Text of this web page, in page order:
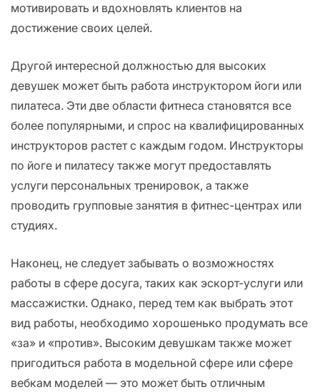
мотивировать и вдохновлять клиентов на
достижение своих целей.
Другой интересной должностью для высоких
девушек может быть работа инструктором йоги или
пилатеса. Эти две области фитнеса становятся все
более популярными, и спрос на квалифицированных
инструкторов растет с каждым годом. Инструкторы
по йоге и пилатесу также могут предоставлять
услуги персональных тренировок, а также
проводить групповые занятия в фитнес-центрах или
студиях.
Наконец, не следует забывать о возможностях
работы в сфере досуга, таких как эскорт-услуги или
массажистки. Однако, перед тем как выбрать этот
вид работы, необходимо хорошенько продумать все
«за» и «против». Высоким девушкам также может
пригодиться работа в модельной сфере или сфере
вебкам моделей — это может быть отличным